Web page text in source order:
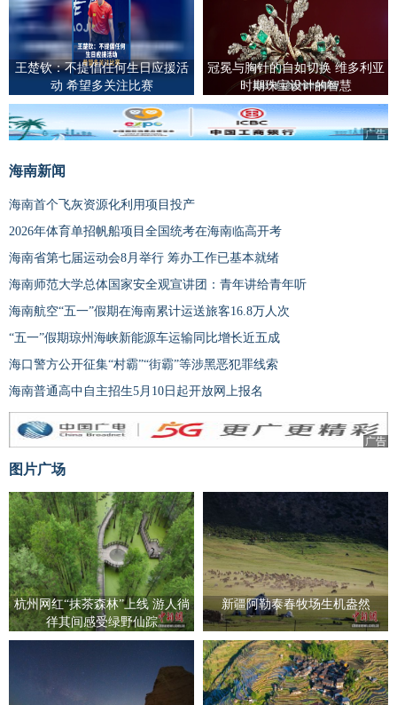
王楚钦：不提倡任何生日应援活
动 希望多关注比赛
冠冕与胸针的自如切换 维多利亚
时期珠宝设计的智慧
广告
海南新闻
海南首个飞灰资源化利用项目投产
2026年体育单招帆船项目全国统考在海南临高开考
海南省第七届运动会8月举行 筹办工作已基本就绪
海南师范大学总体国家安全观宣讲团：青年讲给青年听
海南航空“五一”假期在海南累计运送旅客16.8万人次
“五一”假期琼州海峡新能源车运输同比增长近五成
海口警方公开征集“村霸”“街霸”等涉黑恶犯罪线索
海南普通高中自主招生5月10日起开放网上报名
广告
图片广场
杭州网红“抹茶森林”上线 游人徜
徉其间感受绿野仙踪
新疆阿勒泰春牧场生机盎然